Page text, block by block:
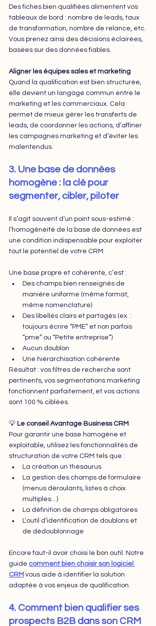
Des fiches bien qualifiées alimentent vos
tableaux de bord : nombre de leads, taux
de transformation, nombre de relance, etc.
Vous prenez ainsi des décisions éclairées,
basées sur des données fiables.
Aligner les équipes sales et marketing
Quand la qualification est bien structurée,
elle devient un langage commun entre le
marketing et les commerciaux. Cela
permet de mieux gérer les transferts de
leads, de coordonner les actions, d’affiner
les campagnes marketing et d’éviter les
malentendus.
3. Une base de données
homogène : la clé pour
segmenter, cibler, piloter
Il s’agit souvent d’un point sous-estimé :
l’homogénéité de la base de données est
une condition indispensable pour exploiter
tout le potentiel de votre CRM.
Une base propre et cohérente, c’est :
Des champs bien renseignés de
manière uniforme (même format,
même nomenclature)
Des libellés clairs et partagés (ex. :
toujours écrire “PME” et non parfois
“pme” ou “Petite entreprise”)
Aucun doublon
Une hiérarchisation cohérente
Résultat : vos filtres de recherche sont
pertinents, vos segmentations marketing
fonctionnent parfaitement, et vos actions
sont 100 % ciblées.
💡 Le conseil Avantage Business CRM
Pour garantir une base homogène et
exploitable, utilisez les fonctionnalités de
structuration de votre CRM tels que :
La création un thésaurus
La gestion des champs de formulaire
(menus déroulants, listes à choix
multiples…)
La définition de champs obligatoires
L’outil d’identification de doublons et
de dédoublonnage
Encore faut-il avoir choisi le bon outil. Notre
guide comment bien choisir son logiciel
CRM vous aide à identifier la solution
adaptée à vos enjeux de qualification.
4. Comment bien qualifier ses
prospects B2B dans son CRM